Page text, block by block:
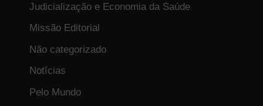
Judicialização e Economia da Saúde
Missão Editorial
Não categorizado
Notícias
Pelo Mundo